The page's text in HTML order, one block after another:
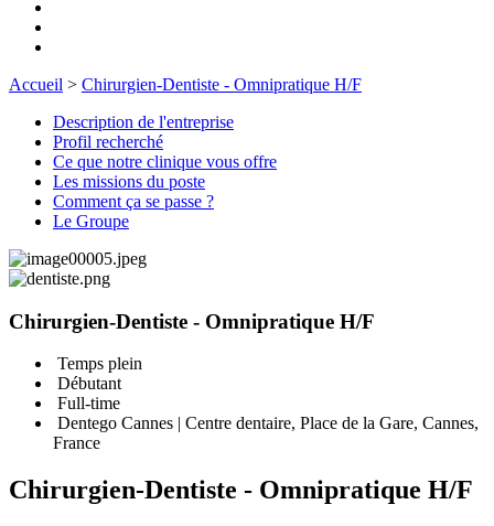
Accueil > Chirurgien-Dentiste - Omnipratique H/F
Description de l'entreprise
Profil recherché
Ce que notre clinique vous offre
Les missions du poste
Comment ça se passe ?
Le Groupe
Chirurgien-Dentiste - Omnipratique H/F
Temps plein
Débutant
Full-time
Dentego Cannes | Centre dentaire, Place de la Gare, Cannes,
France
Chirurgien-Dentiste - Omnipratique H/F